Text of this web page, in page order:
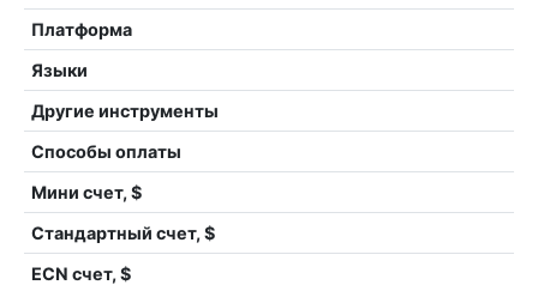
Платформа
Языки
Другие инструменты
Способы оплаты
Мини счет, $
Стандартный счет, $
ECN счет, $